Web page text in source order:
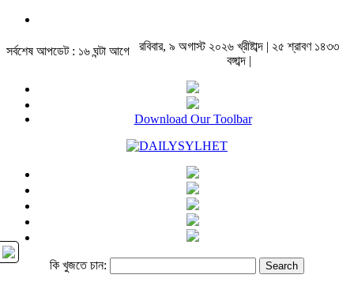
সর্বশেষ আপডেট : ১৬ ঘন্টা আগে
রবিবার, ৯ অগাস্ট ২০২৬ খ্রীষ্টাব্দ | ২৫ শ্রাবণ ১৪৩৩
বঙ্গাব্দ |
Download Our Toolbar
কি খুজতে চান: